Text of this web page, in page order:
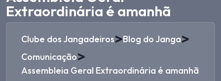
Extraordinária é amanhã
Clube dos Jangadeiros>Blog do Janga>
Comunicação>
Assembleia Geral Extraordinária é amanhã